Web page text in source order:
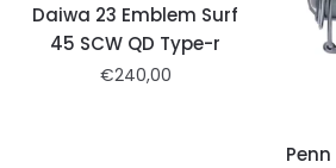
Daiwa 23 Emblem Surf
45 SCW QD Type-r
€240,00